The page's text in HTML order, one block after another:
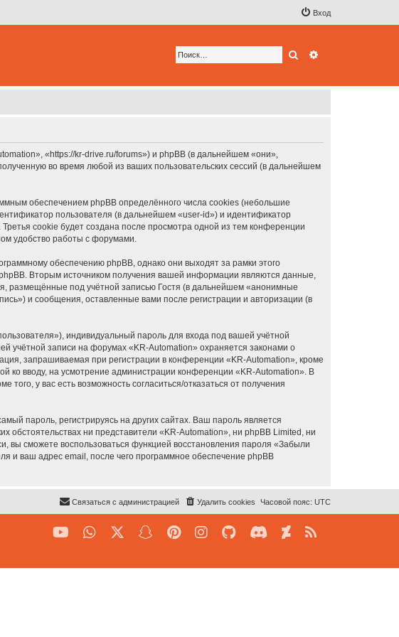
Вход
Поиск
«https://kr-drive.ru/forums») и phpBB (в дальнейшем «они»,
во время любой из ваших пользовательских сессий (в дальнейшем
обеспечением phpBB определённого числа cookies (небольшие
пользователя (в дальнейшем «user-id») и идентификатор
cookie будет создана после просмотра одной из тем конференции
удобство работы с форумами.
обеспечению phpBB, однако они выходят за рамки этого
Вторым источником получения вашей информации являются данные,
размещённые под учётной записью Гостя (в дальнейшем «анонимные
и сообщения, оставленные вами после регистрации и авторизации (в
индивидуальный пароль для входа под вашей учётной
записи на форумах «KR-Automation» охраняется законами о
запрашиваемая при регистрации в конференции «KR-Automation», кроме
ко вводу, на усмотрение администрации конференции «KR-Automation». В
у вас есть возможность согласиться/отказаться от получения
пароль, регистрируясь на других сайтах. Ваш пароль является
обстоятельствах ни представители «KR-Automation», ни phpBB Limited, ни
вы сможете воспользоваться функцией восстановления пароля «Забыли
и ваш адрес email, после чего программное обеспечение phpBB
Часовой пояс: UTC
Удалить cookies
Связаться с администрацией